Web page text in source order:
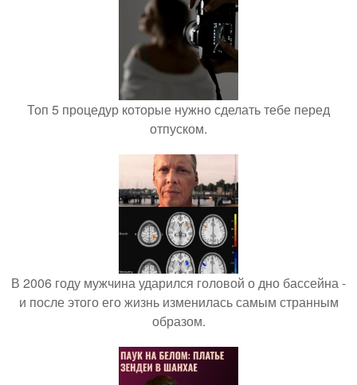
Топ 5 процедур которые нужно сделать тебе перед
отпуском.
В 2006 году мужчина ударился головой о дно бассейна -
и после этого его жизнь изменилась самым странным
образом.